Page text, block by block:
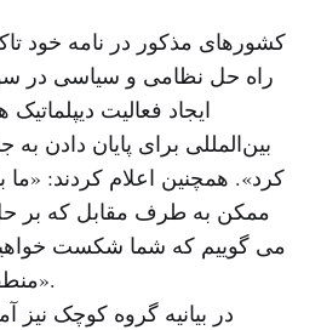
کشورهای مذکور در نامه خود
راه حل نظامی و سیاسی در
ایجاد فعالیت
بین‌المللی برای پایان دادن
کرد». همچنین اعلام کردند: «ما
ممکن به طرف مقابل که بر
می گوییم که شما شکست
منطقه را به آتش می‌کشید».
در بیانیه گروه کوچک نیز